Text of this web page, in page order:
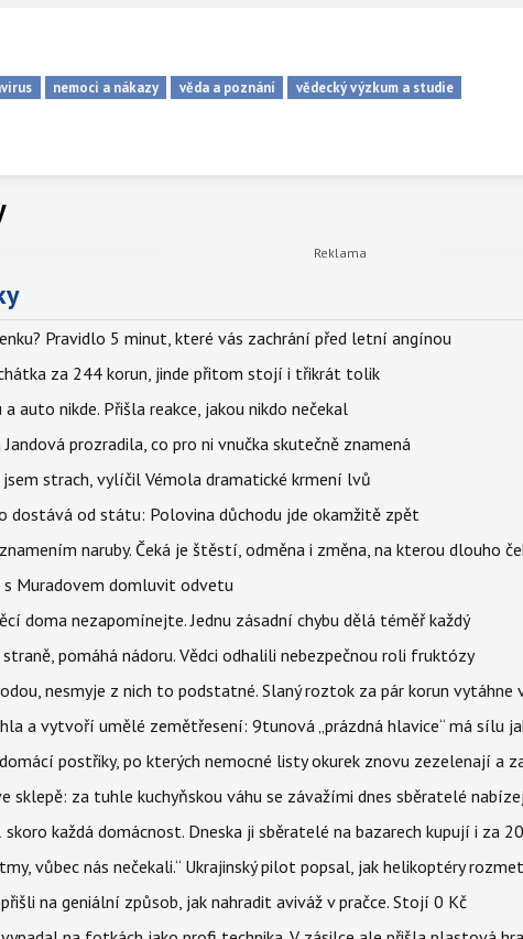
nemoci a nákazy věda a poznání
vědecký výzkum a studie
Pravidlo 5 minut, které vás zachrání před letní angínou
za 244 korun, jinde přitom stojí i třikrát tolik
auto nikde. Přišla reakce, jakou nikdo nečekal
prozradila, co pro ni vnučka skutečně znamená
strach, vylíčil Vémola dramatické krmení lvů
dostává od státu: Polovina důchodu jde okamžitě zpět
naruby. Čeká je štěstí, odměna i změna, na kterou dlouho
Muradovem domluvit odvetu
doma nezapomínejte. Jednu zásadní chybu dělá téměř každý
pomáhá nádoru. Vědci odhalili nebezpečnou roli fruktózy
nesmyje z nich to podstatné. Slaný roztok za pár korun vytáhne
a vytvoří umělé zemětřesení: 9tunová „prázdná hlavice“ má sílu
postřiky, po kterých nemocné listy okurek znovu zezelenají a
sklepě: za tuhle kuchyňskou váhu se závažími dnes sběratelé
skoro každá domácnost. Dneska ji sběratelé na bazarech kupují i za
vůbec nás nečekali.“ Ukrajinský pilot popsal, jak helikoptéry
na geniální způsob, jak nahradit aviváž v pračce. Stojí 0 Kč